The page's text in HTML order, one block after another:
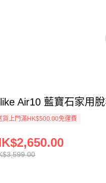
Air10 藍寶石家用
貨上門滿HK$500.00免運費